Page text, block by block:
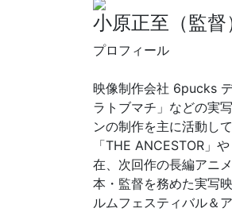
小原正至（監督
​プロフィール
映像制作会社 6pucks
ラトブマチ」などの実
ンの制作を主に活動し
「THE ANCESTOR」
在、次回作の長編アニ
本・監督を務めた実写
ルムフェスティバル＆